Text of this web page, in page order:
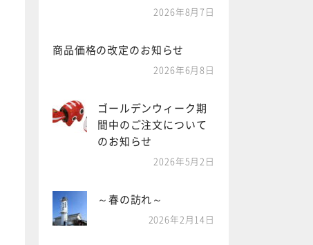
2026年8月7日
商品価格の改定のお知らせ
2026年6月8日
ゴールデンウィーク期
間中のご注文について
のお知らせ
2026年5月2日
～春の訪れ～
2026年2月14日